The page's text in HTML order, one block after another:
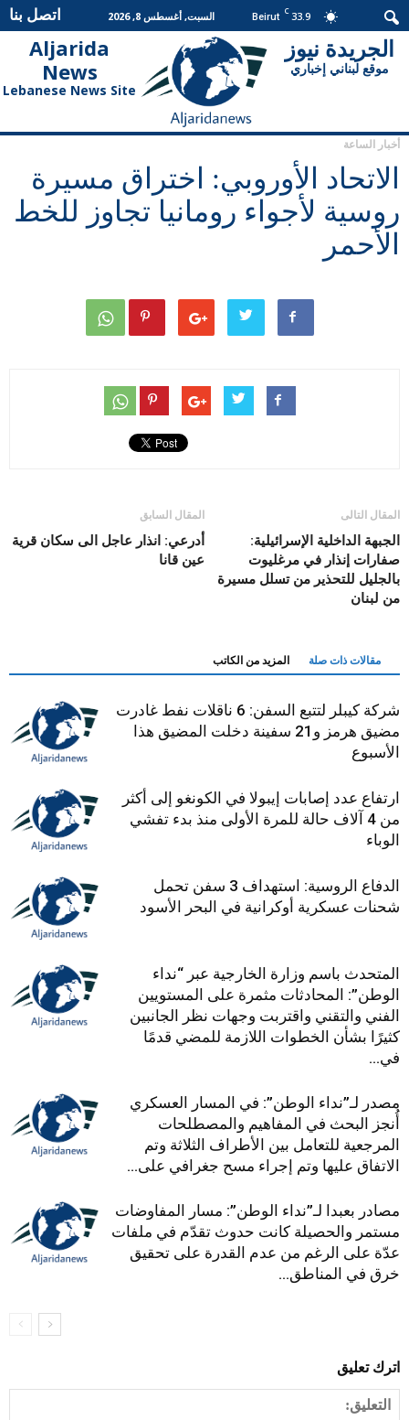
33.9
C
Beirut السبت, أغسطس 8, 2026 اتصل بنا
Aljarida
News
Lebanese News Site
الجريدة
نيوز
الجريدة نيوز
موقع لبناني إخباري
أخبار الساعة
الاتحاد الأوروبي: اختراق مسيرة
روسية لأجواء رومانيا تجاوز للخط
الأحمر
المقال السابق
أدرعي: انذار عاجل الى سكان قرية
عين قانا
المقال التالى
الجبهة الداخلية الإسرائيلية:
صفارات إنذار في مرغليوت
بالجليل للتحذير من تسلل مسيرة
من لبنان
مقالات ذات صلة المزيد من الكاتب
شركة كيبلر لتتبع السفن: 6 ناقلات نفط غادرت
مضيق هرمز و21 سفينة دخلت المضيق هذا
الأسبوع
ارتفاع عدد إصابات إيبولا في الكونغو إلى أكثر
من 4 آلاف حالة للمرة الأولى منذ بدء تفشي
الوباء
الدفاع الروسية: استهداف 3 سفن تحمل
شحنات عسكرية أوكرانية في البحر الأسود
المتحدث باسم وزارة الخارجية عبر “نداء
الوطن”: المحادثات مثمرة على المستويين
الفني والتقني واقتربت وجهات نظر الجانبين
كثيرًا بشأن الخطوات اللازمة للمضي قدمًا
في...
مصدر لـ”نداء الوطن”: في المسار العسكري
أُنجز البحث في المفاهيم والمصطلحات
المرجعية للتعامل بين الأطراف الثلاثة وتم
الاتفاق عليها وتم إجراء مسح جغرافي على...
مصادر بعبدا لـ”نداء الوطن”: مسار المفاوضات
مستمر والحصيلة كانت حدوث تقدّم في ملفات
عدّة على الرغم من عدم القدرة على تحقيق
خرق في المناطق...
اترك تعليق